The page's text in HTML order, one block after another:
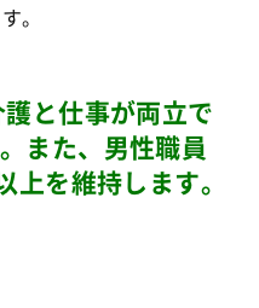
。
護と仕事が両立で
また、男性職員
を維持します。